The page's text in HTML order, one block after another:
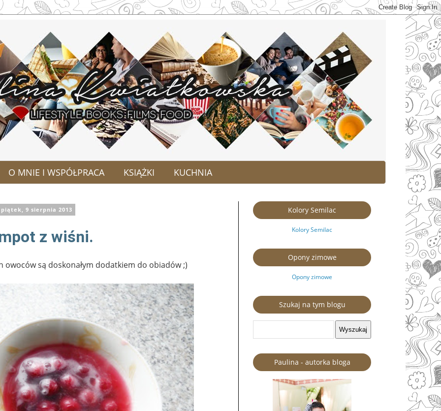
O MNIE I WSPÓŁPRACA KSIĄŻKI KUCHNIA
piątek, 9 sierpnia 2013
z wiśni.
są doskonałym dodatkiem do obiadów ;)
Kolory Semilac
Kolory Semilac
Opony zimowe
Opony zimowe
Szukaj na tym blogu
Paulina - autorka bloga